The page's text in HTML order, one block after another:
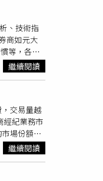
供給過剩
、技術指
商如元大
等，各有
生」App
業團隊，將
圓餅圖等
多因子選
及技術面
股」功能
邏輯，運
建「AI助
股的AI分
。 富邦證
繼續閱讀
交易量越
經紀業務市
場份額，
元大證券市
近年海外
模大幅擴
繼續閱讀